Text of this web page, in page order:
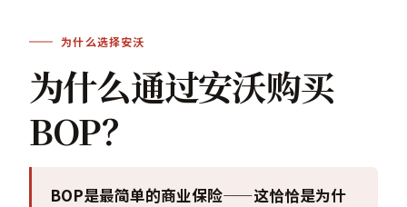
为什么选择安沃
为什么通过安沃购买
BOP？
BOP是最简单的商业保险——这恰恰是为什